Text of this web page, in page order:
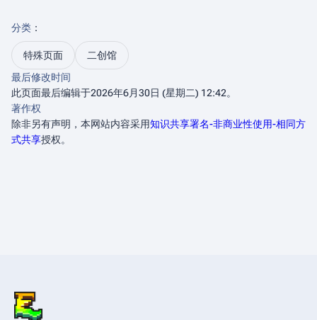
分类 ：​
特殊页面
二创馆
最后修改时间
此页面最后编辑于2026年6月30日 (星期二) 12:42。
著作权
除非另有声明，本网站内容采用知识共享署名-非商业性使用-相同方
式共享授权。